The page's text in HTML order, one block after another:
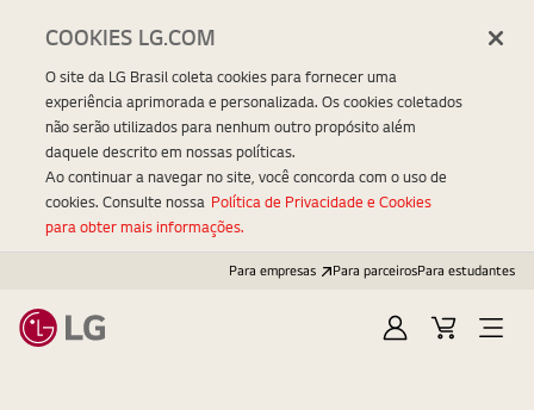
Para empresas Para parceirosPara estudantes
EntrarCarrinhoOpen
COOKIES LG.COM
O site da LG Brasil coleta cookies para fornecer uma
experiência aprimorada e personalizada. Os cookies coletados
não serão utilizados para nenhum outro propósito além
daquele descrito em nossas políticas.
Ao continuar a navegar no site, você concorda com o uso de
cookies. Consulte nossa Política de Privacidade e Cookies
para obter mais informações.